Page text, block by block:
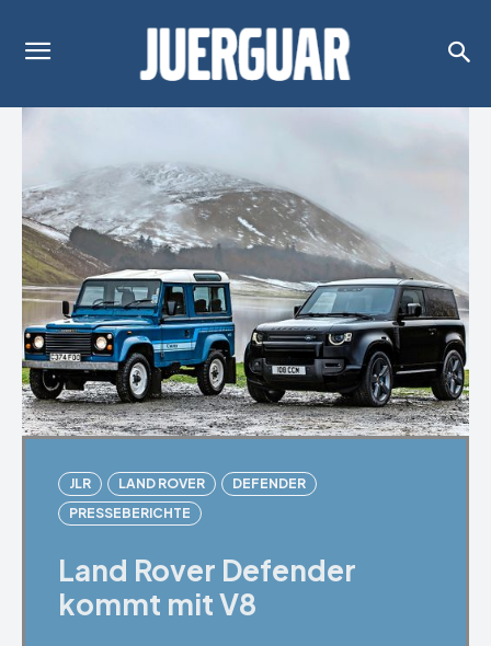
JLR LAND ROVER
DEFENDER
PRESSEBERICHTE
Land Rover Defender
kommt mit V8